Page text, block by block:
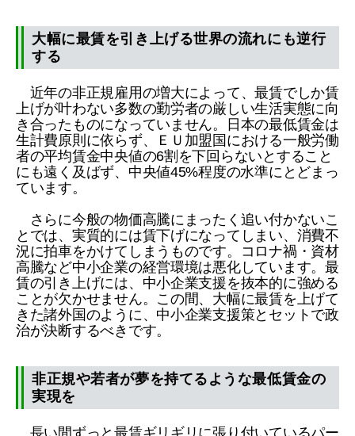
大幅に最賃を引き上げる世界の流れにも逆行
する
近年の非正規雇用の増大によって、最賃でしか賃
上げが叶わない多数の勤労者の厳しい生活実態に向
き合ったものになっていません。日本の最低賃金は
生計費原則に依らず、ＥＵ加盟国における一般労働
者の平均賃金中央値の6割を下回らないとすること
にも遠く及ばず、中央値45%程度の水準にとどまっ
ています。
さらに今般の物価高騰にまったく追い付かないこ
とでは、実質的には賃下げになってしまい、消費不
況に拍車をかけてしまうものです。コロナ禍・資材
高騰など中小企業の経営環境は悪化しています。最
賃の引き上げには、中小企業支援を抜本的に強める
ことが欠かせません。この間、大幅に最賃を上げて
きた諸外国のように、中小企業支援策とセットで政
治が決断するべきです。
非正規や若者が夢を持てるような最低賃金の
実現を